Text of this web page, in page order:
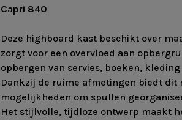
Capri 840
Deze highboard kast beschikt over
zorgt voor een overvloed aan
opbergen van servies, boeken,
Dankzij de ruime afmetingen biedt dit
mogelijkheden om spullen
Het stijlvolle, tijdloze ontwerp maakt